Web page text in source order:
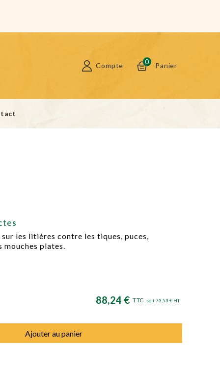
Panier
0
Compte
les litières contre les tiques, puces,
mouches plates.
88,24 € TTC soit 73,53 € HT
Ajouter au panier